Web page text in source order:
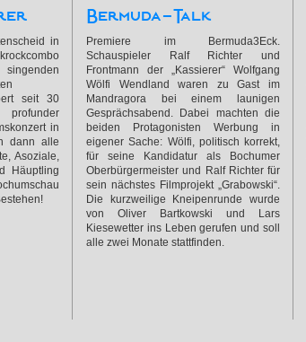
in
seit 30
in
dann alle
Asoziale,
Häuptling
Bermuda-Talk
Premiere im Bermuda3Eck.
Schauspieler Ralf Richter und
Frontmann der „Kassierer“ Wolfgang
Wölfi Wendland waren zu Gast im
Mandragora bei einem launigen
Gesprächsabend. Dabei machten die
beiden Protagonisten Werbung in
eigener Sache: Wölfi, politisch korrekt,
für seine Kandidatur als Bochumer
Oberbürgermeister und Ralf Richter für
sein nächstes Filmprojekt „Grabowski“.
Die kurzweilige Kneipenrunde wurde
von Oliver Bartkowski und Lars
Kiesewetter ins Leben gerufen und soll
alle zwei Monate stattfinden.